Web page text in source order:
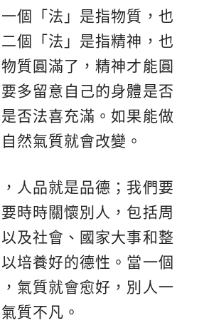
個「法」是指物質，也
個「法」是指精神，也
質圓滿了，精神才能圓
多留意自己的身體是否
否法喜充滿。如果能做
然氣質就會改變。
人品就是品德；我們要
時時關懷別人，包括周
及社會、國家大事和整
培養好的德性。當一個
氣質就會愈好，別人一
質不凡。